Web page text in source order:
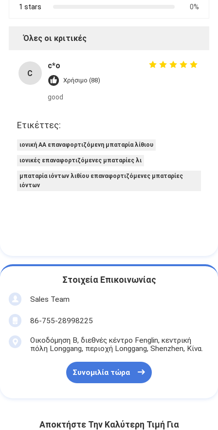
1 stars
0%
Όλες οι κριτικές
C
c*o
Χρήσιμο (88)
good
Ετικέττες:
ιονική AA επαναφορτιζόμενη μπαταρία λίθιου
ιονικές επαναφορτιζόμενες μπαταρίες λι
μπαταρία ιόντων λιθίου επαναφορτιζόμενες μπαταρίες
ιόντων
Στοιχεία Επικοινωνίας
Sales Team
86-755-28998225
Οικοδόμηση Β, διεθνές κέντρο Fenglin, κεντρική
πόλη Longgang, περιοχή Longgang, Shenzhen, Κίνα.
Συνομιλία τώρα
Αποκτήστε Την Καλύτερη Τιμή Για